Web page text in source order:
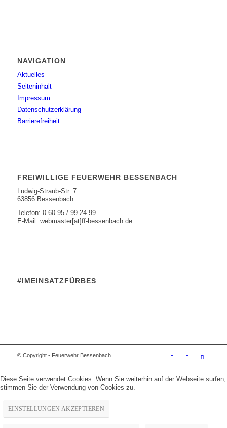
NAVIGATION
Aktuelles
Seiteninhalt
Impressum
Datenschutzerklärung
Barrierefreiheit
FREIWILLIGE FEUERWEHR BESSENBACH
Ludwig-Straub-Str. 7
63856 Bessenbach
Telefon: 0 60 95 / 99 24 99
E-Mail: webmaster[at]ff-bessenbach.de
#IMEINSATZFÜRBES
© Copyright - Feuerwehr Bessenbach
Diese Seite verwendet Cookies. Wenn Sie weiterhin auf der Webseite surfen,
stimmen Sie der Verwendung von Cookies zu.
EINSTELLUNGEN AKZEPTIEREN